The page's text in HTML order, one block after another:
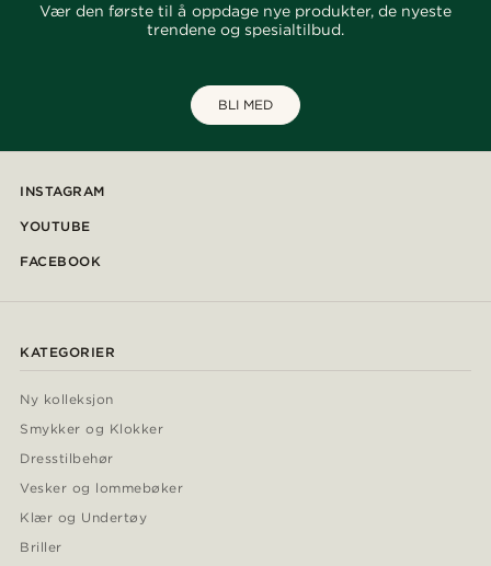
Vær den første til å oppdage nye produkter, de nyeste
trendene og spesialtilbud.
BLI MED
INSTAGRAM
YOUTUBE
FACEBOOK
KATEGORIER
Ny kolleksjon
Smykker og Klokker
Dresstilbehør
Vesker og lommebøker
Klær og Undertøy
Briller